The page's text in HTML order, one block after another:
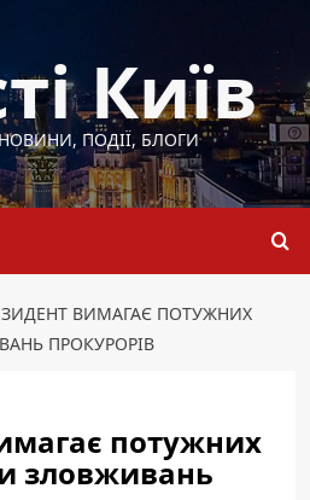
Київ
ПОДІЇ, БЛОГИ
ВИМАГАЄ ПОТУЖНИХ
ПРОКУРОРІВ
потужних
зловживань